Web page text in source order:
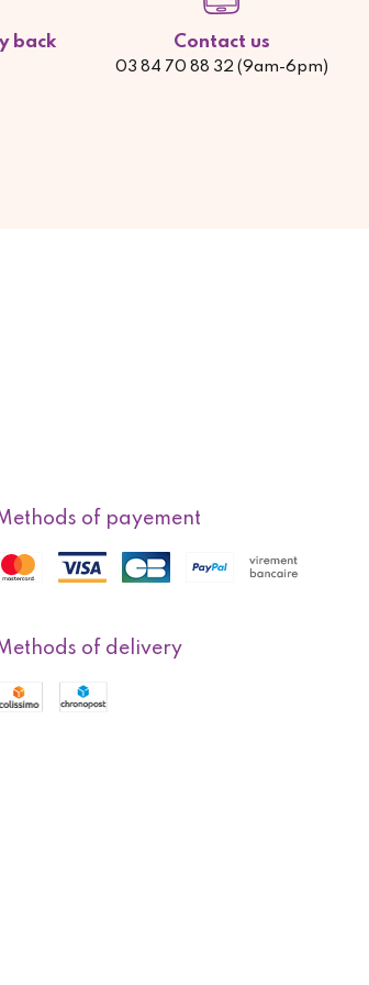
back Contact us
03 84 70 88 32 (9am-6pm)
of payement
of delivery